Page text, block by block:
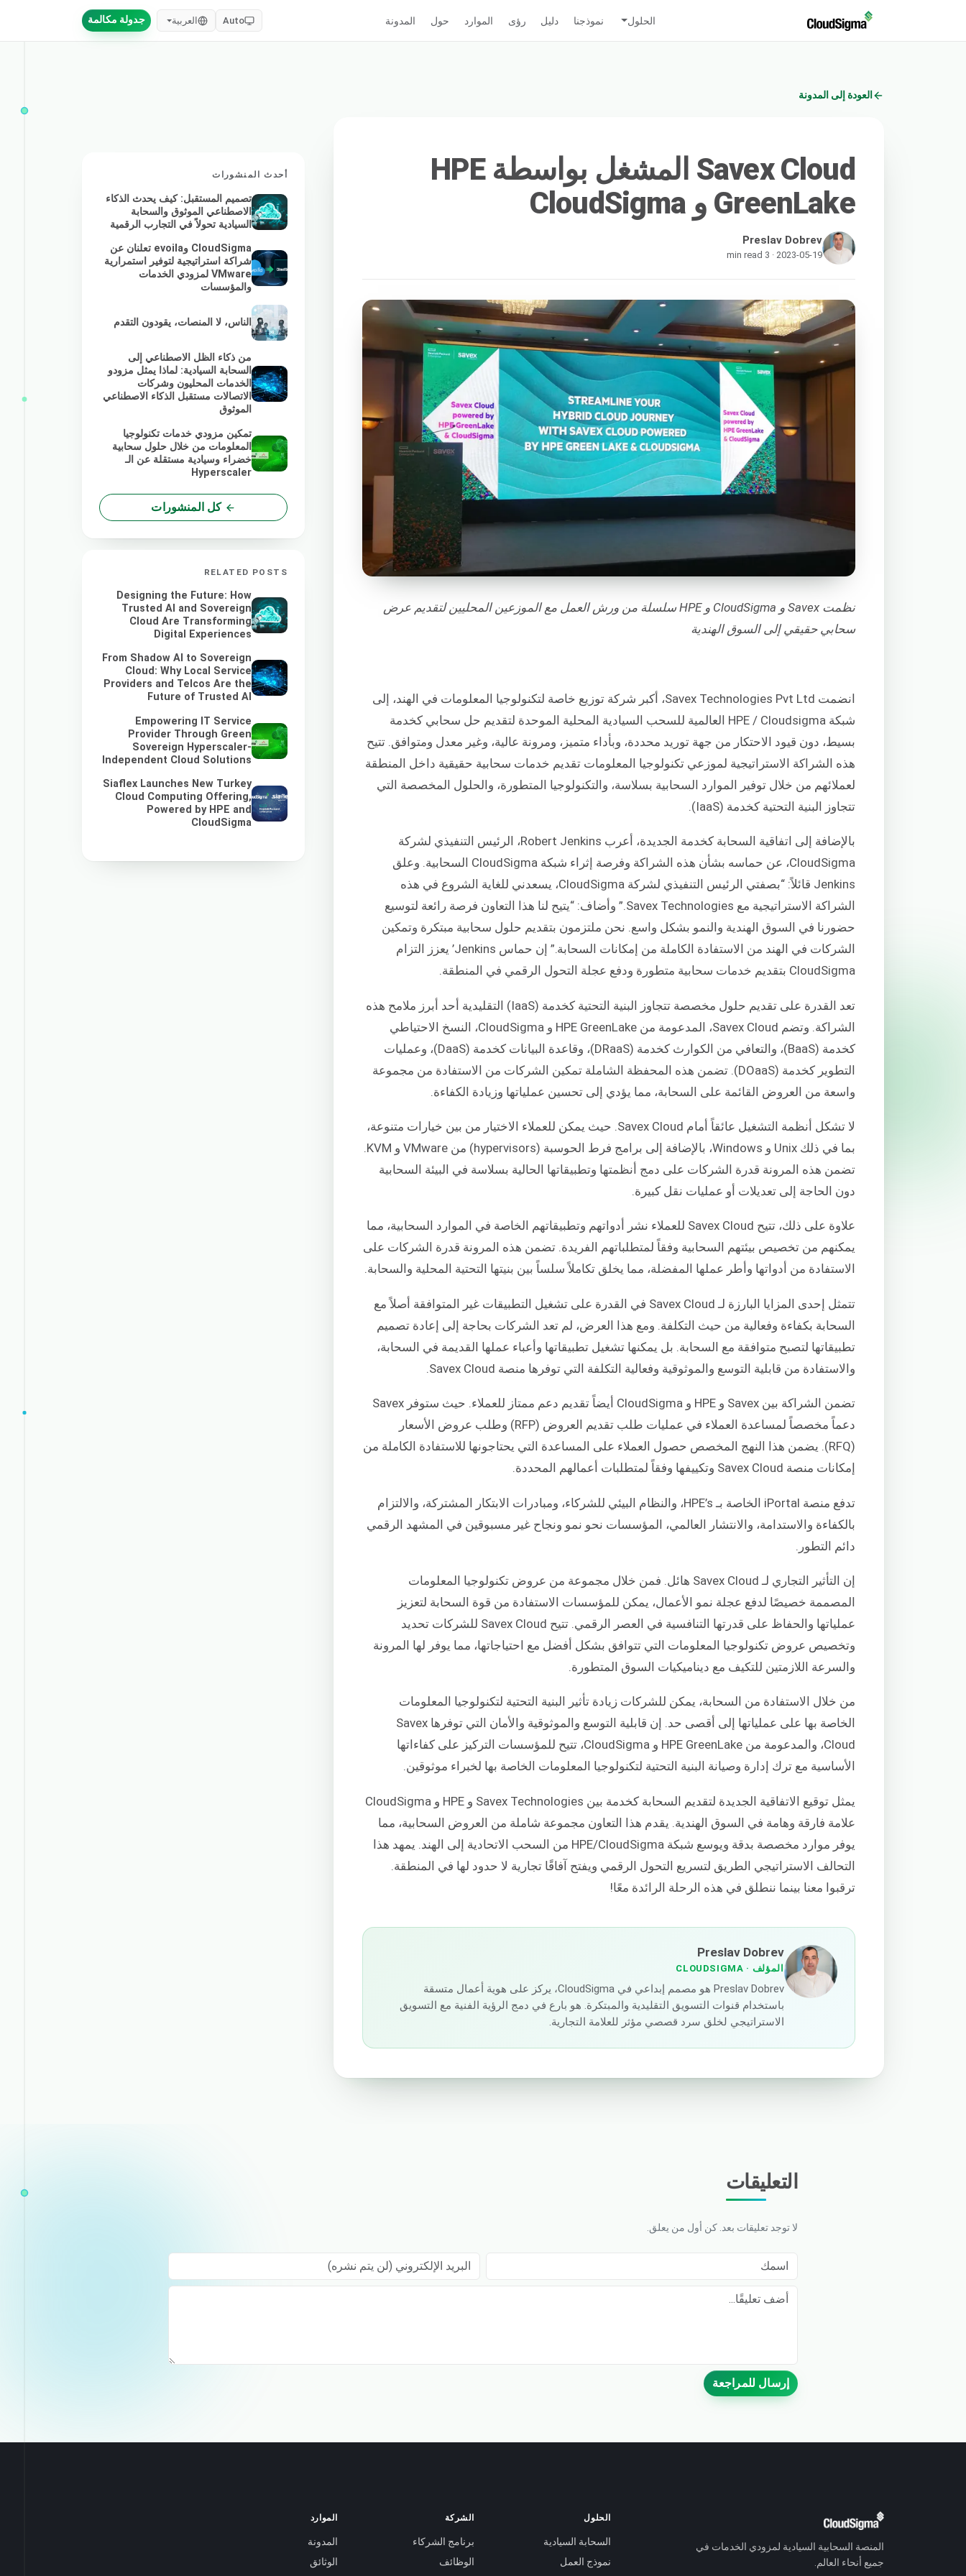
الحلول نموذجنا دليل رؤى الموارد حول المدونة Auto العربية جدولة مكالمة
العودة إلى المدونة
Savex Cloud المشغل بواسطة HPE
GreenLake و CloudSigma
Preslav Dobrev
2023-05-19 · 3 min read
نظمت Savex و CloudSigma و HPE سلسلة من ورش العمل مع الموزعين المحليين لتقديم عرض
سحابي حقيقي إلى السوق الهندية
انضمت Savex Technologies Pvt Ltd، أكبر شركة توزيع خاصة لتكنولوجيا المعلومات في الهند، إلى
شبكة HPE / Cloudsigma العالمية للسحب السيادية المحلية الموحدة لتقديم حل سحابي كخدمة
بسيط، دون قيود الاحتكار من جهة توريد محددة، وبأداء متميز، ومرونة عالية، وغير معدل ومتوافق. تتيح
هذه الشراكة الاستراتيجية لموزعي تكنولوجيا المعلومات تقديم خدمات سحابية حقيقية داخل المنطقة
لعملائهم من خلال توفير الموارد السحابية بسلاسة، والتكنولوجيا المتطورة، والحلول المخصصة التي
تتجاوز البنية التحتية كخدمة (IaaS).
بالإضافة إلى اتفاقية السحابة كخدمة الجديدة، أعرب Robert Jenkins، الرئيس التنفيذي لشركة
CloudSigma، عن حماسه بشأن هذه الشراكة وفرصة إثراء شبكة CloudSigma السحابية. وعلق
Jenkins قائلاً: “بصفتي الرئيس التنفيذي لشركة CloudSigma، يسعدني للغاية الشروع في هذه
الشراكة الاستراتيجية مع Savex Technologies.” وأضاف: “يتيح لنا هذا التعاون فرصة رائعة لتوسيع
حضورنا في السوق الهندية والنمو بشكل واسع. نحن ملتزمون بتقديم حلول سحابية مبتكرة وتمكين
الشركات في الهند من الاستفادة الكاملة من إمكانات السحابة.” إن حماس Jenkins’ يعزز التزام
CloudSigma بتقديم خدمات سحابية متطورة ودفع عجلة التحول الرقمي في المنطقة.
تعد القدرة على تقديم حلول مخصصة تتجاوز البنية التحتية كخدمة (IaaS) التقليدية أحد أبرز ملامح هذه
الشراكة. وتضم Savex Cloud، المدعومة من HPE GreenLake و CloudSigma، النسخ الاحتياطي
كخدمة (BaaS)، والتعافي من الكوارث كخدمة (DRaaS)، وقاعدة البيانات كخدمة (DaaS)، وعمليات
التطوير كخدمة (DOaaS). تضمن هذه المحفظة الشاملة تمكين الشركات من الاستفادة من مجموعة
واسعة من العروض القائمة على السحابة، مما يؤدي إلى تحسين عملياتها وزيادة الكفاءة.
لا تشكل أنظمة التشغيل عائقاً أمام Savex Cloud. حيث يمكن للعملاء الاختيار من بين خيارات متنوعة،
تضمن هذه المرونة قدرة الشركات على دمج أنظمتها وتطبيقاتها الحالية بسلاسة في البيئة السحابية
دون الحاجة إلى تعديلات أو عمليات نقل كبيرة.
علاوة على ذلك، تتيح Savex Cloud للعملاء نشر أدواتهم وتطبيقاتهم الخاصة في الموارد السحابية، مما
يمكنهم من تخصيص بيئتهم السحابية وفقاً لمتطلباتهم الفريدة. تضمن هذه المرونة قدرة الشركات على
الاستفادة من أدواتها وأطر عملها المفضلة، مما يخلق تكاملاً سلساً بين بنيتها التحتية المحلية والسحابة.
تتمثل إحدى المزايا البارزة لـ Savex Cloud في القدرة على تشغيل التطبيقات غير المتوافقة أصلاً مع
السحابة بكفاءة وفعالية من حيث التكلفة. ومع هذا العرض، لم تعد الشركات بحاجة إلى إعادة تصميم
تطبيقاتها لتصبح متوافقة مع السحابة. بل يمكنها تشغيل تطبيقاتها وأعباء عملها القديمة في السحابة،
والاستفادة من قابلية التوسع والموثوقية وفعالية التكلفة التي توفرها منصة Savex Cloud.
تضمن الشراكة بين Savex و HPE و CloudSigma أيضاً تقديم دعم ممتاز للعملاء. حيث ستوفر Savex
دعماً مخصصاً لمساعدة العملاء في عمليات طلب تقديم العروض (RFP) وطلب عروض الأسعار
(RFQ). يضمن هذا النهج المخصص حصول العملاء على المساعدة التي يحتاجونها للاستفادة الكاملة من
إمكانات منصة Savex Cloud وتكييفها وفقاً لمتطلبات أعمالهم المحددة.
تدفع منصة iPortal الخاصة بـ HPE’s، والنظام البيئي للشركاء، ومبادرات الابتكار المشتركة، والالتزام
بالكفاءة والاستدامة، والانتشار العالمي، المؤسسات نحو نمو ونجاح غير مسبوقين في المشهد الرقمي
دائم التطور.
إن التأثير التجاري لـ Savex Cloud هائل. فمن خلال مجموعة من عروض تكنولوجيا المعلومات
المصممة خصيصًا لدفع عجلة نمو الأعمال، يمكن للمؤسسات الاستفادة من قوة السحابة لتعزيز
عملياتها والحفاظ على قدرتها التنافسية في العصر الرقمي. تتيح Savex Cloud للشركات تحديد
وتخصيص عروض تكنولوجيا المعلومات التي تتوافق بشكل أفضل مع احتياجاتها، مما يوفر لها المرونة
والسرعة اللازمتين للتكيف مع ديناميكيات السوق المتطورة.
من خلال الاستفادة من السحابة، يمكن للشركات زيادة تأثير البنية التحتية لتكنولوجيا المعلومات
الخاصة بها على عملياتها إلى أقصى حد. إن قابلية التوسع والموثوقية والأمان التي توفرها Savex
Cloud، والمدعومة من HPE GreenLake و CloudSigma، تتيح للمؤسسات التركيز على كفاءاتها
الأساسية مع ترك إدارة وصيانة البنية التحتية لتكنولوجيا المعلومات الخاصة بها لخبراء موثوقين.
يمثل توقيع الاتفاقية الجديدة لتقديم السحابة كخدمة بين Savex Technologies و HPE و CloudSigma
علامة فارقة وهامة في السوق الهندية. يقدم هذا التعاون مجموعة شاملة من العروض السحابية، مما
يوفر موارد مخصصة بدقة ويوسع شبكة HPE/CloudSigma من السحب الاتحادية إلى الهند. يمهد هذا
التحالف الاستراتيجي الطريق لتسريع التحول الرقمي ويفتح آفاقًا تجارية لا حدود لها في المنطقة.
ترقبوا معنا بينما ننطلق في هذه الرحلة الرائدة معًا!
Preslav Dobrev
المؤلف · CLOUDSIGMA
Preslav Dobrev هو مصمم إبداعي في CloudSigma، يركز على هوية أعمال متسقة
باستخدام قنوات التسويق التقليدية والمبتكرة. هو بارع في دمج الرؤية الفنية مع التسويق
الاستراتيجي لخلق سرد قصصي مؤثر للعلامة التجارية.
أحدث المنشورات
تصميم المستقبل: كيف يحدث الذكاء
الاصطناعي الموثوق والسحابة
السيادية تحولاً في التجارب الرقمية
CloudSigma وevoila تعلنان عن
شراكة استراتيجية لتوفير استمرارية
VMware لمزودي الخدمات
والمؤسسات
الناس، لا المنصات، يقودون التقدم
من ذكاء الظل الاصطناعي إلى
السحابة السيادية: لماذا يمثل مزودو
الخدمات المحليون وشركات
الاتصالات مستقبل الذكاء الاصطناعي
الموثوق
تمكين مزودي خدمات تكنولوجيا
المعلومات من خلال حلول سحابية
خضراء وسيادية مستقلة عن الـ
Hyperscaler
كل المنشورات
RELATED POSTS
Designing the Future: How
Trusted AI and Sovereign
Cloud Are Transforming
Digital Experiences
From Shadow AI to Sovereign
Cloud: Why Local Service
Providers and Telcos Are the
Future of Trusted AI
Empowering IT Service
Provider Through Green
Sovereign Hyperscaler-
Independent Cloud Solutions
Siaflex Launches New Turkey
Cloud Computing Offering,
Powered by HPE and
CloudSigma
التعليقات
لا توجد تعليقات بعد. كن أول من يعلق.
اسمك البريد الإلكتروني (لن يتم نشره)
إرسال للمراجعة
المنصة السحابية السيادية لمزودي الخدمات في
جميع أنحاء العالم.
الحلول
السحابة السيادية
نموذج العمل
الشركة
برنامج الشركاء
الوظائف
الموارد
المدونة
الوثائق